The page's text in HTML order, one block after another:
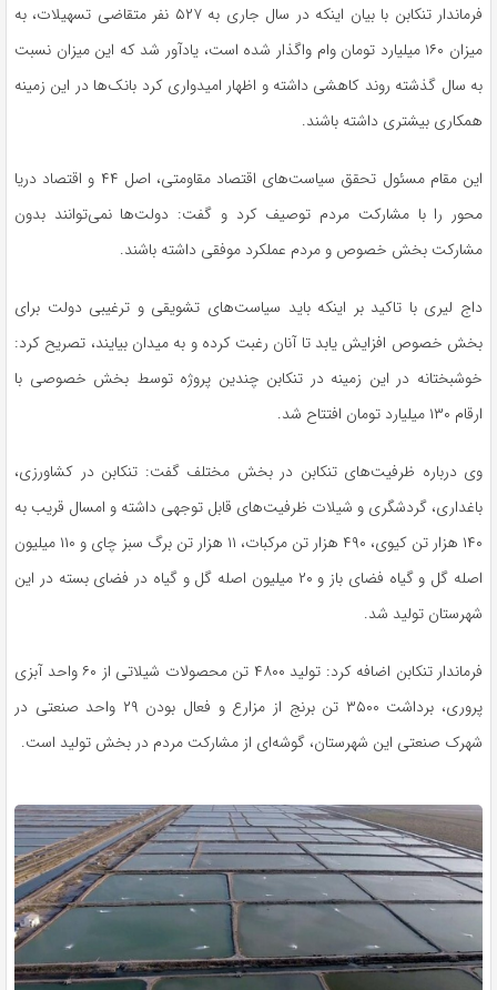
فرماندار تنکابن با بیان اینکه در سال جاری به ۵۲۷ نفر متقاضی تسهیلات، به
میزان ۱۶۰ میلیارد تومان وام واگذار شده است، یادآور شد که این میزان نسبت
به سال گذشته روند کاهشی داشته و اظهار امیدواری کرد بانک‌ها در این زمینه
همکاری بیشتری داشته باشند.
این مقام مسئول تحقق سیاست‌های اقتصاد مقاومتی، اصل ۴۴ و اقتصاد دریا
محور را با مشارکت مردم توصیف کرد و گفت: دولت‌ها نمی‌توانند بدون
مشارکت بخش خصوص و مردم عملکرد موفقی داشته باشند.
داج لیری با تاکید بر اینکه باید سیاست‌های تشویقی و ترغیبی دولت برای
بخش خصوص افزایش یابد تا آنان رغبت کرده و به میدان بیایند، تصریح کرد:
خوشبختانه در این زمینه در تنکابن چندین پروژه توسط بخش خصوصی با
ارقام ۱۳۰ میلیارد تومان افتتاح شد.
وی درباره ظرفیت‌های تنکابن در بخش مختلف گفت: تنکابن در کشاورزی،
باغداری، گردشگری و شیلات ظرفیت‌های قابل توجهی داشته و امسال قریب به
۱۴۰ هزار تن کیوی، ۴۹۰ هزار تن مرکبات، ۱۱ هزار تن برگ سبز چای و ۱۱۰ میلیون
اصله گل و گیاه فضای باز و ۲۰ میلیون اصله گل و گیاه در فضای بسته در این
شهرستان تولید شد.
فرماندار تنکابن اضافه کرد: تولید ۴۸۰۰ تن محصولات شیلاتی از ۶۰ واحد آبزی
پروری، برداشت ۳۵۰۰ تن برنج از مزارع و فعال بودن ۲۹ واحد صنعتی در
شهرک صنعتی این شهرستان، گوشه‌ای از مشارکت مردم در بخش تولید است.